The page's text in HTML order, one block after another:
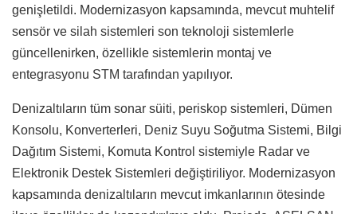
genişletildi. Modernizasyon kapsamında, mevcut muhtelif
sensör ve silah sistemleri son teknoloji sistemlerle
güncellenirken, özellikle sistemlerin montaj ve
entegrasyonu STM tarafından yapılıyor.
Denizaltıların tüm sonar süiti, periskop sistemleri, Dümen
Konsolu, Konverterleri, Deniz Suyu Soğutma Sistemi, Bilgi
Dağıtım Sistemi, Komuta Kontrol sistemiyle Radar ve
Elektronik Destek Sistemleri değiştiriliyor. Modernizasyon
kapsamında denizaltıların mevcut imkanlarının ötesinde